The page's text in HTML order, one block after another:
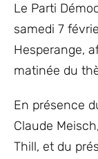
Le Parti
samedi 7
Hesperange,
matinée du
En présence
Claude
Thill, et du